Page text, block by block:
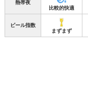
熱帯夜
比較的快適
ビール指数
まずまず